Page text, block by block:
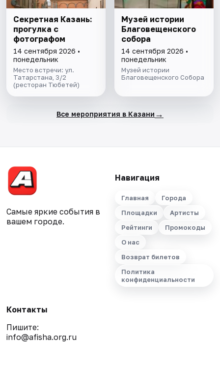
Секретная Казань:
прогулка с
фотографом
14 сентября 2026 •
понедельник
Место встречи: ул.
Татарстана, 3/2
(ресторан Тюбетей)
Музей истории
Благовещенского
собора
14 сентября 2026 •
понедельник
Музей истории
Благовещенского Собора
Все мероприятия в Казани →
Самые яркие события в
вашем городе.
Навигация
Главная
Города
Площадки
Артисты
Рейтинги
Промокоды
О нас
Возврат билетов
Политика
конфиденциальности
Контакты
Пишите:
info@afisha.org.ru